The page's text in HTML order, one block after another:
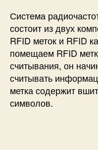
Система
состоит из двух
RFID меток и RFID
помещаем RFID
считывания, он
считывать
метка содержит
символов.